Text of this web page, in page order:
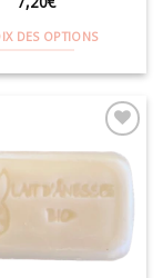
DES OPTIONS
variations.
Les
options
peuvent
Ajouter